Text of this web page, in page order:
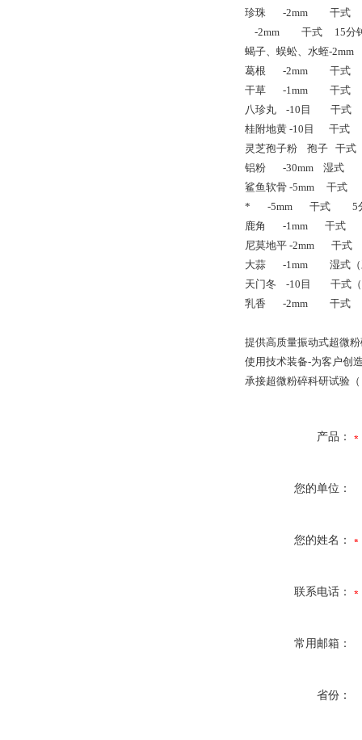
珍珠 -2mm 干式
-2mm 干式 15分
蝎子、蜈蚣、水蛭-2mm
葛根 -2mm 干式
干草 -1mm 干式
八珍丸 -10 目 干式
桂附地黄 -10目
干式
灵芝孢子粉
孢子 干式
铝粉 -30mm 湿式
鲨鱼软骨 -5mm
干式
* -5mm 干式 5
鹿角
-1mm 干式
尼莫地平 -2mm
干式
大蒜 -1mm 湿式
天门冬 -10 目
干式
乳香 -2mm 干式
提供高质量振动式超微
使用技术装备-为客户创
承接超微粉碎科研试验
产品：
您的单位：
您的姓名：
联系电话：
常用邮箱：
省份：